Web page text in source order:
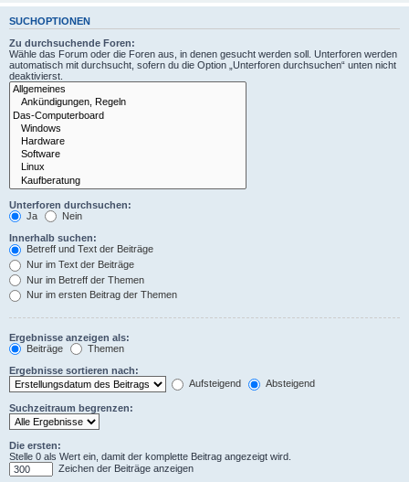
SUCHOPTIONEN
Zu durchsuchende Foren:
Wähle das Forum oder die Foren aus, in denen gesucht werden soll. Unterforen werden
automatisch mit durchsucht, sofern du die Option „Unterforen durchsuchen“ unten nicht
deaktivierst.
Unterforen durchsuchen:
Ja
Nein
Innerhalb suchen:
Betreff und Text der Beiträge
Nur im Text der Beiträge
Nur im Betreff der Themen
Nur im ersten Beitrag der Themen
Ergebnisse anzeigen als:
Beiträge
Themen
Ergebnisse sortieren nach:
Aufsteigend
Absteigend
Suchzeitraum begrenzen:
Die ersten:
Stelle 0 als Wert ein, damit der komplette Beitrag angezeigt wird.
Zeichen der Beiträge anzeigen